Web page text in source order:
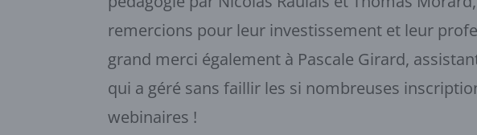
remercions pour leur investissement et leur
grand merci également à Pascale Girard,
qui a géré sans faillir les si nombreuses
webinaires !